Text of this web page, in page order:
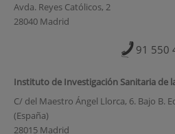
Avda. Reyes Católicos, 2
28040 Madrid
91 550
Instituto de Investigación Sanitaria de
C/ del Maestro Ángel Llorca, 6. Bajo B.
(España)
28015 Madrid